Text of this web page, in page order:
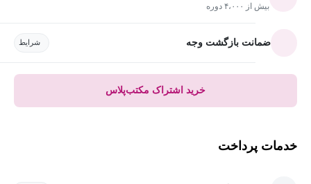
بیش از ۴،۰۰۰ دوره
ضمانت بازگشت وجه شرایط
خرید اشتراک مکتب‌پلاس
خدمات پرداخت